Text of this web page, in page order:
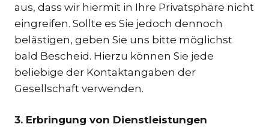
aus, dass wir hiermit in Ihre Privatsphäre nicht
eingreifen. Sollte es Sie jedoch dennoch
belästigen, geben Sie uns bitte möglichst
bald Bescheid. Hierzu können Sie jede
beliebige der Kontaktangaben der
Gesellschaft verwenden.
3. Erbringung von Dienstleistungen